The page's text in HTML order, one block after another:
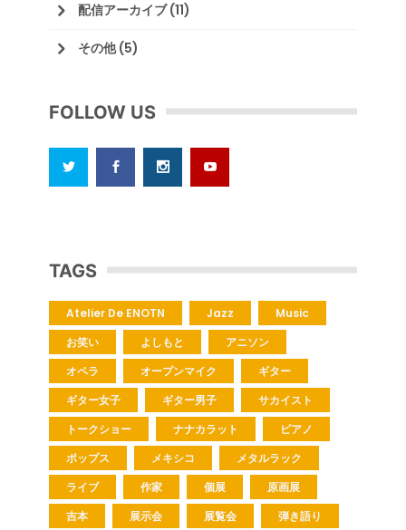
配信アーカイブ(11)
その他(5)
FOLLOW US
TAGS
Atelier De ENOTN Jazz
Music
お笑い
よしもと
アニソン
オペラ
オープンマイク
ギター
ギター女子
ギター男子
サカイスト
トークショー
ナナカラット
ピアノ
ポップス
メキシコ
メタルラック
ライブ
作家 個展
原画展
吉本
展示会 展覧会
弾き語り